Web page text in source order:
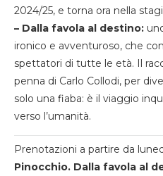
2024/25, e torna ora nella
– Dalla favola al destino:
ironico e avventuroso, che
spettatori di tutte le età. Il
penna di Carlo Collodi, per
solo una fiaba: è il viaggio
verso l’umanità.
Prenotazioni a partire da
Pinocchio. Dalla favola al